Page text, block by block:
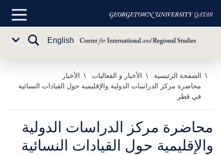
تخطي
المحتوى
الرئيسي
القائمة
English
تبديل
الصفحة الرئيسية الأخبار و الفعاليات
الأخبار
محاضرة مركز الدراسات الدولية والإقليمية حول القيادات النسائية
في قطر
محاضرة مركز الدراسات الدولية
والإقليمية حول القيادات النسائية